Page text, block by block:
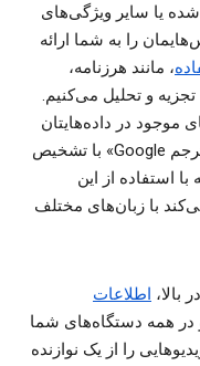
یا سایر ویژگی‌های
را به شما ارائه
، مانند هرزنامه،
تجزیه و تحلیل می‌کنیم.
موجود در داده‌هایتان
را شناسایی می‌کنیم. به‌عنوان مثال، «مترجم Google» با تشخیص
استفاده از این
با زبان‌های مختلف
اطلاعات
همه دستگاه‌های شما
را از یک نوازنده